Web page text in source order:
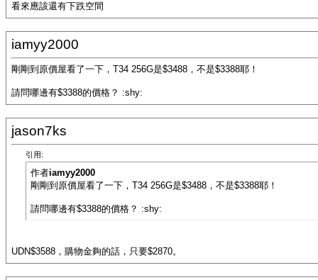
看來應該還有下跌空間
iamyy2000
剛剛到原價屋看了一下，T34 256G是$3488，不是$3388耶！
請問哪邊有$3388的價格？ :shy:
jason7ks
引用:
作者iamyy2000
剛剛到原價屋看了一下，T34 256G是$3488，不是$3388耶！
請問哪邊有$3388的價格？ :shy:
UDN$3588，購物金夠的話，只要$2870。